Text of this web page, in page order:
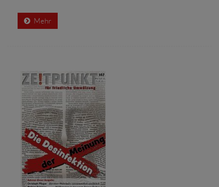
Mehr